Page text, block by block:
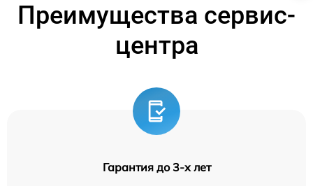
Преимущества сервис-
центра
Гарантия до 3-х лет